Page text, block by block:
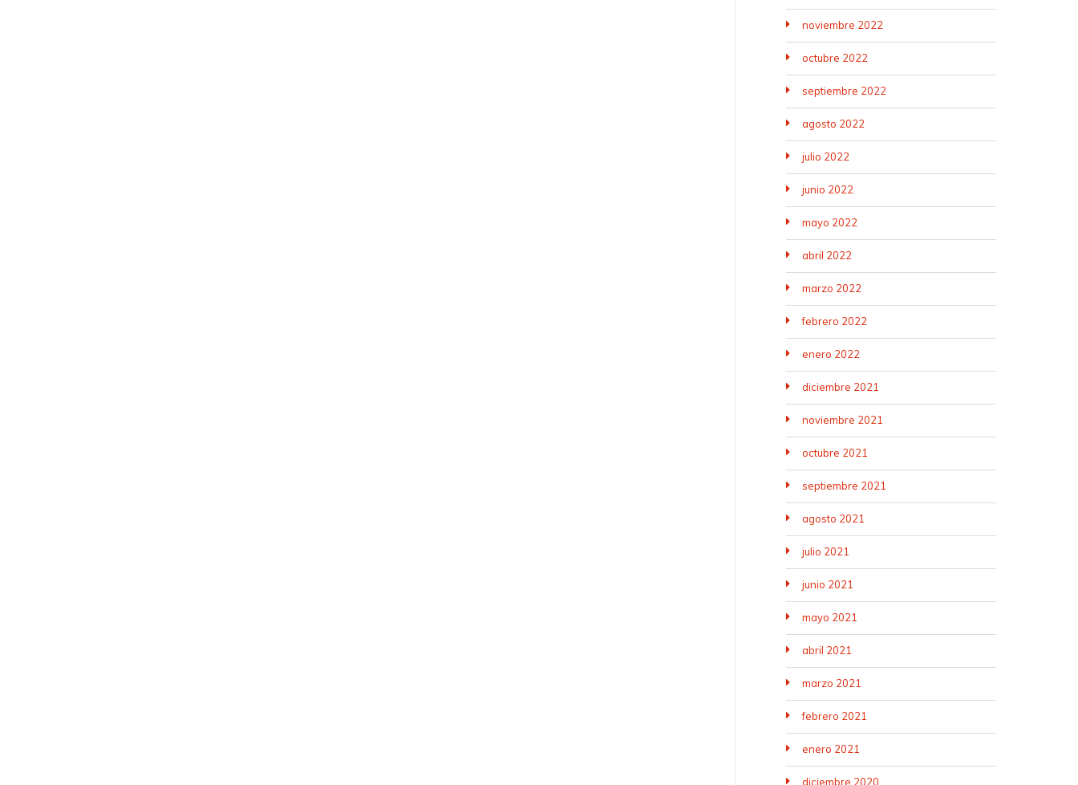
noviembre 2022
octubre 2022
septiembre 2022
agosto 2022
julio 2022
junio 2022
mayo 2022
abril 2022
marzo 2022
febrero 2022
enero 2022
diciembre 2021
noviembre 2021
octubre 2021
septiembre 2021
agosto 2021
julio 2021
junio 2021
mayo 2021
abril 2021
marzo 2021
febrero 2021
enero 2021
diciembre 2020